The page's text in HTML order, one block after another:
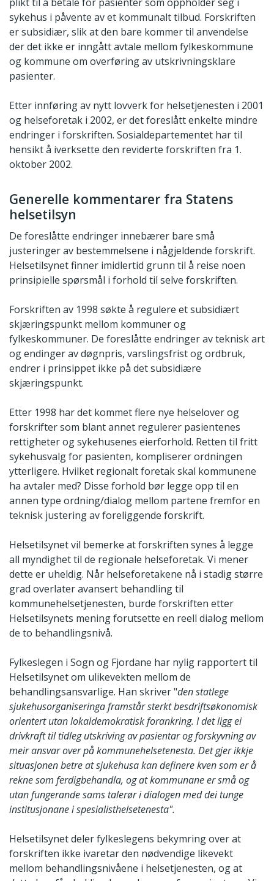
sykehus i påvente av et kommunalt tilbud. Forskriften
er subsidiær, slik at den bare kommer til anvendelse
der det ikke er inngått avtale mellom fylkeskommune
og kommune om overføring av utskrivningsklare
pasienter.
Etter innføring av nytt lovverk for helsetjenesten i 2001
og helseforetak i 2002, er det foreslått enkelte mindre
endringer i forskriften. Sosialdepartementet har til
hensikt å iverksette den reviderte forskriften fra 1.
oktober 2002.
Generelle kommentarer fra Statens
helsetilsyn
De foreslåtte endringer innebærer bare små
justeringer av bestemmelsene i någjeldende forskrift.
Helsetilsynet finner imidlertid grunn til å reise noen
prinsipielle spørsmål i forhold til selve forskriften.
Forskriften av 1998 søkte å regulere et subsidiært
skjæringspunkt mellom kommuner og
fylkeskommuner. De foreslåtte endringer av teknisk art
og endinger av døgnpris, varslingsfrist og ordbruk,
endrer i prinsippet ikke på det subsidiære
skjæringspunkt.
Etter 1998 har det kommet flere nye helselover og
forskrifter som blant annet regulerer pasientenes
rettigheter og sykehusenes eierforhold. Retten til fritt
sykehusvalg for pasienten, kompliserer ordningen
ytterligere. Hvilket regionalt foretak skal kommunene
ha avtaler med? Disse forhold bør legge opp til en
annen type ordning/dialog mellom partene fremfor en
teknisk justering av foreliggende forskrift.
Helsetilsynet vil bemerke at forskriften synes å legge
all myndighet til de regionale helseforetak. Vi mener
dette er uheldig. Når helseforetakene nå i stadig større
grad overlater avansert behandling til
kommunehelsetjenesten, burde forskriften etter
Helsetilsynets mening forutsette en reell dialog mellom
de to behandlingsnivå.
Fylkeslegen i Sogn og Fjordane har nylig rapportert til
Helsetilsynet om ulikevekten mellom de
behandlingsansvarlige. Han skriver "den statlege
sjukehusorganiseringa framstår sterkt besdriftsøkonomisk
orientert utan lokaldemokratisk forankring. I det ligg ei
drivkraft til tidleg utskriving av pasientar og forskyvning av
meir ansvar over på kommunehelsetenesta. Det gjer ikkje
situasjonen betre at sjukehusa kan definere kven som er å
rekne som ferdigbehandla, og at kommunane er små og
utan fungerande sams talerør i dialogen med dei tunge
institusjonane i spesialisthelsetenesta".
Helsetilsynet deler fylkeslegens bekymring over at
forskriften ikke ivaretar den nødvendige likevekt
mellom behandlingsnivåene i helsetjenesten, og at